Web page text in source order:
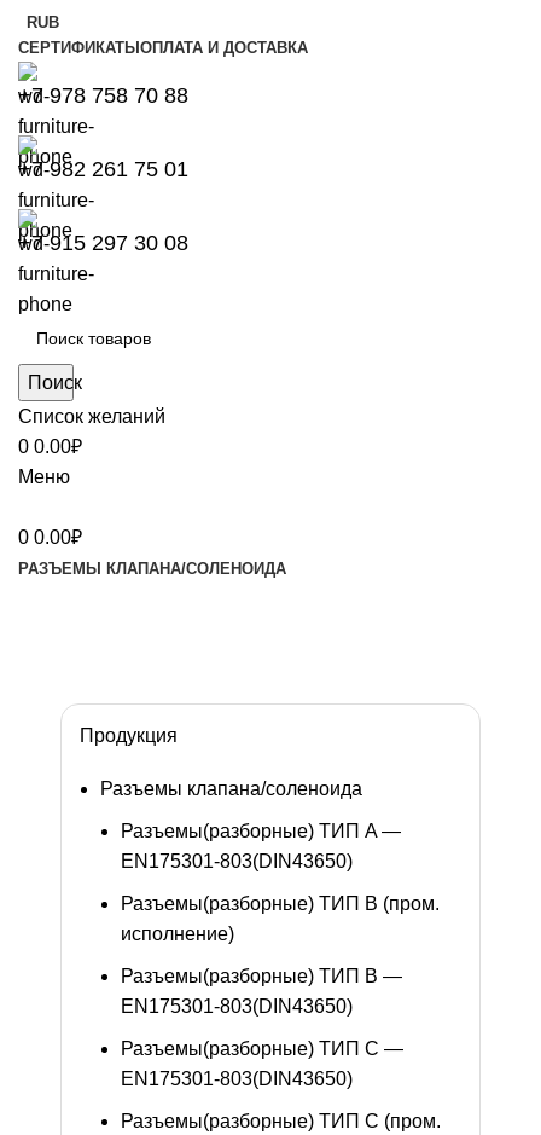
RUB
СЕРТИФИКАТЫОПЛАТА И ДОСТАВКА
+7 978 758 70 88
+7 982 261 75 01
+7 915 297 30 08
Поиск
Список желаний
0 0.00₽
Меню
0 0.00₽
РАЗЪЕМЫ КЛАПАНА/СОЛЕНОИДА
Продукция
Разъемы клапана/соленоида
Разъемы(разборные) ТИП A —
EN175301-803(DIN43650)
Разъемы(разборные) ТИП В (пром.
исполнение)
Разъемы(разборные) ТИП B —
EN175301-803(DIN43650)
Разъемы(разборные) ТИП C —
EN175301-803(DIN43650)
Разъемы(разборные) ТИП С (пром.